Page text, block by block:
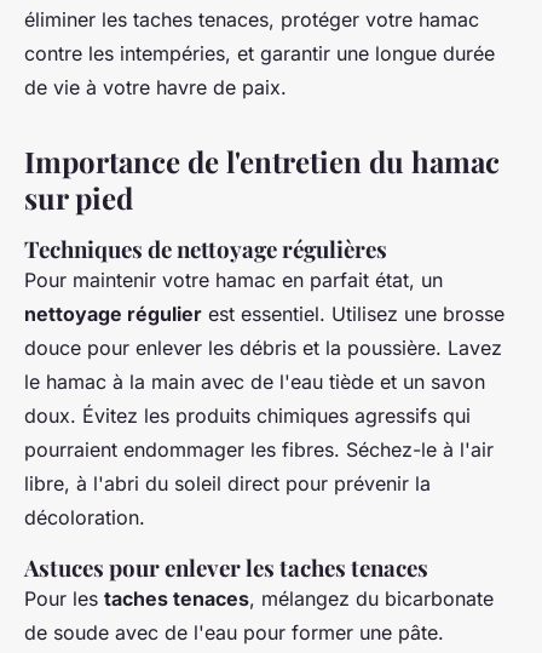
éliminer les taches tenaces, protéger votre hamac
contre les intempéries, et garantir une longue durée
de vie à votre havre de paix.
Importance de l'entretien du hamac
sur pied
Techniques de nettoyage régulières
Pour maintenir votre hamac en parfait état, un
nettoyage régulier est essentiel. Utilisez une brosse
douce pour enlever les débris et la poussière. Lavez
le hamac à la main avec de l'eau tiède et un savon
doux. Évitez les produits chimiques agressifs qui
pourraient endommager les fibres. Séchez-le à l'air
libre, à l'abri du soleil direct pour prévenir la
décoloration.
Astuces pour enlever les taches tenaces
Pour les taches tenaces, mélangez du bicarbonate
de soude avec de l'eau pour former une pâte.